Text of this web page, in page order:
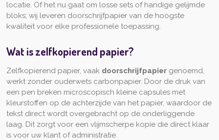
locatie. Of het nu gaat om losse sets of handige gelijmde
bloks; wij leveren doorschrijfpapier van de hoogste
kwaliteit voor elke professionele toepassing.
Wat is zelfkopierend papier?
Zelfkopierend papier, vaak doorschrijfpapiergenoemd,
werkt zonder ouderwets carbonpapier. Door de druk van
een pen breken microscopisch kleine capsules met
kleurstoffen op de achterzijde van het papier, waardoor de
tekst direct wordt overgebracht op de onderliggende
laag. Dit zorgt voor een vlijmscherpe kopie die direct klaar
is voor uw klant of administratie.